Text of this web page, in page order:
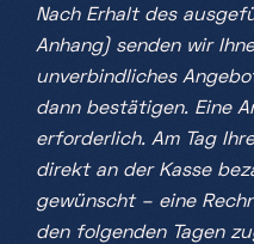
Nach Erhalt des
Anhang) senden wir
unverbindliches
dann bestätigen. Eine
erforderlich. Am Tag
direkt an der Kasse
gewünscht – eine
den folgenden Tagen